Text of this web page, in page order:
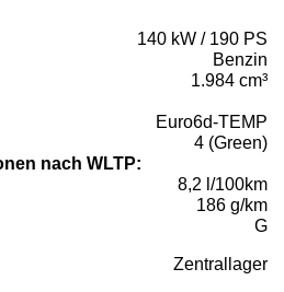
140 kW / 190 PS
Benzin
1.984 cm³
Euro6d-TEMP
4 (Green)
nach WLTP:
8,2 l/100km
186 g/km
G
Zentrallager